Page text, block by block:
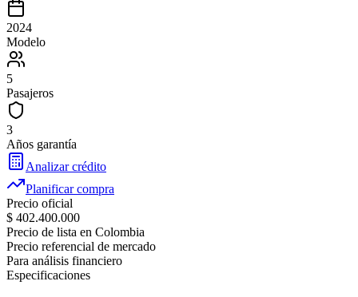
2024
Modelo
5
Pasajeros
3
Años garantía
Analizar crédito
Planificar compra
Precio oficial
$ 402.400.000
Precio de lista en Colombia
Precio referencial de mercado
Para análisis financiero
Especificaciones